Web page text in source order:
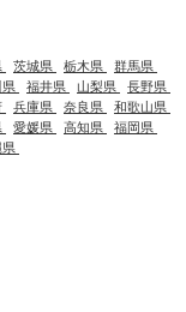
茨城県 栃木県
群馬県
県 福井県 山梨県
長野県
兵庫県 奈良県
和歌山県
愛媛県 高知県
福岡県
県